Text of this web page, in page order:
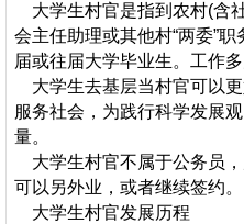
大学生村官是指到农村(含
会主任助理或其他村“两委”
届或往届大学毕业生。工作多
大学生去基层当村官可以
服务社会，为践行科学发展
量。
大学生村官不属于公务员，
可以另外业，或者继续签约。
大学生村官发展历程